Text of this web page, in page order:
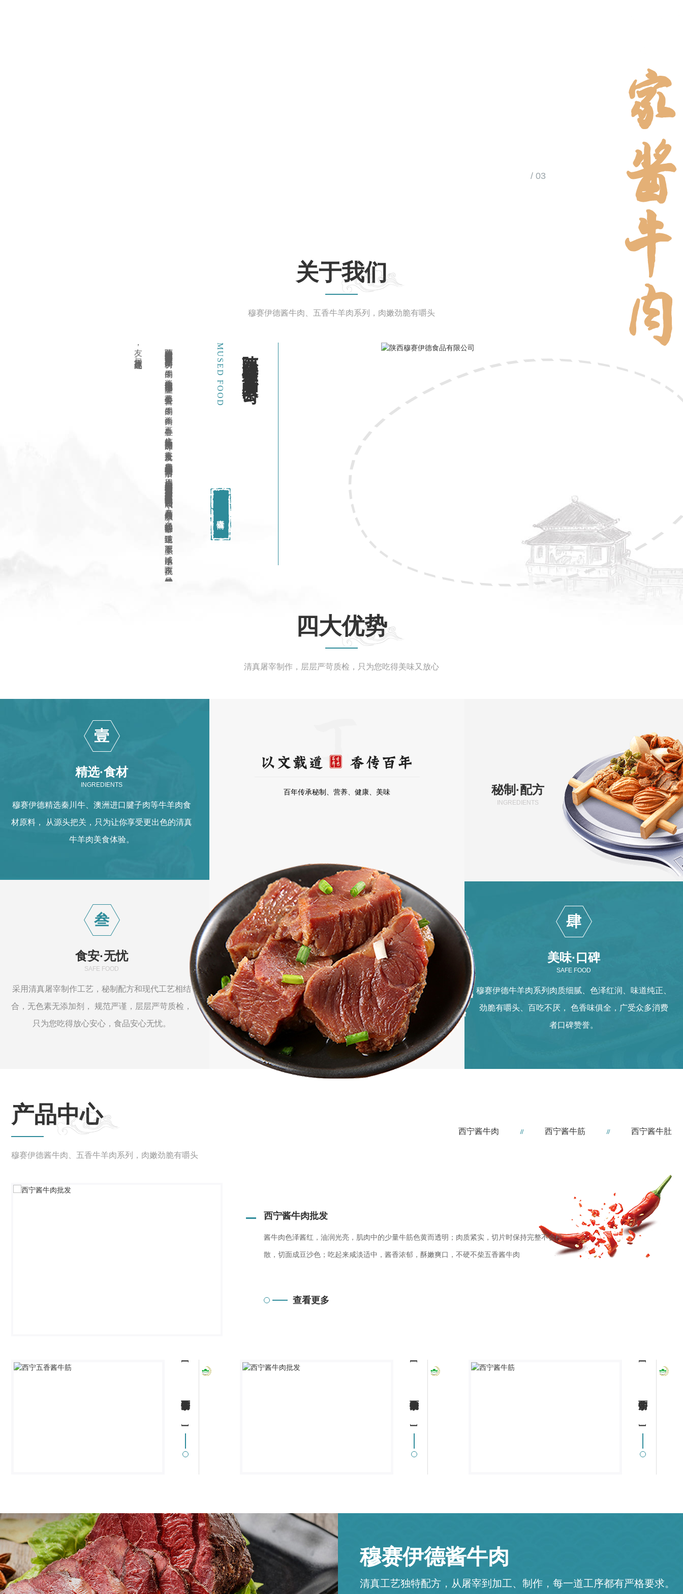
03
关于我们
穆赛伊德酱牛肉、五香牛羊肉系列，肉嫩劲脆有嚼头
陕西穆赛伊德食品有限公司
MUSED FOOD
陕西穆赛伊德食品有限公司是一家专业生产西安回坊、
腊牛肉、
酱牛肉的传统牛羊肉加工企业，
公司主要经营：
腊牛肉、
酱牛肉、
五香牛肚、
牛筋等牛羊肉熟食产品等，
零售及批发：
产品选用纯正黄牛经阿訇屠宰后，
选用上等牛腱肉为原材料经过分割腌制后采用二十余种大料及名贵中草药结合和现代工艺卤制而成。
产品具有肉质细腻，
色泽红润香味浓郁，
味道纯正，
肥而不腻，
咸淡适中，
百吃不厌，
是馈赠亲朋好
友，
居家旅行之佳品。
四大优势
清真屠宰制作，层层严苛质检，只为您吃得美味又放心
百年传承秘制、营养、健康、美味
壹
精选·食材
INGREDIENTS
穆赛伊德精选秦川牛、澳洲进口腱子肉等牛羊肉食
材原料， 从源头把关，只为让你享受更出色的清真
牛羊肉美食体验。
秘制·配方
INGREDIENTS
叁
食安·无忧
SAFE FOOD
采用清真屠宰制作工艺，秘制配方和现代工艺相结
合，无色素无添加剂， 规范严谨，层层严苛质检，
只为您吃得放心安心，食品安心无忧。
肆
美味·口碑
SAFE FOOD
穆赛伊德牛羊肉系列肉质细腻、色泽红润、味道纯正、
劲脆有嚼头、百吃不厌， 色香味俱全，广受众多消费
者口碑赞誉。
产品中心
穆赛伊德酱牛肉、五香牛羊肉系列，肉嫩劲脆有嚼头
西宁酱牛肉 西宁酱牛筋 西宁酱牛肚
西宁酱牛肉批发
酱牛肉色泽酱红，油润光亮，肌肉中的少量牛筋色黄而透明；肉质紧实，切片时保持完整不会松
散，切面成豆沙色；吃起来咸淡适中，酱香浓郁，酥嫩爽口，不硬不柴五香酱牛肉
查看更多
穆赛伊德酱牛肉
清真工艺独特配方，从屠宰到加工、制作，每一道工序都有严格要求。